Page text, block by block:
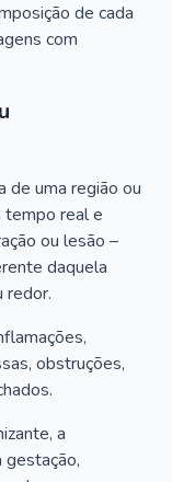
de cada
com
de uma região ou
tempo real e
ou lesão –
daquela
redor.
obstruções,
a
gestação,